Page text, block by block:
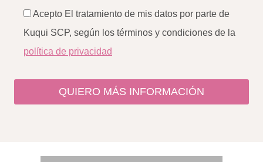
Acepto El tratamiento de mis datos por parte de
Kuqui SCP, según los términos y condiciones de la
política de privacidad